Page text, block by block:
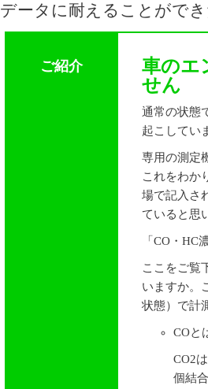
データに耐えることがで
ご紹介
車のエ
せん
通常の状態
起こしてい
専用の測定
これをわか
場で記入さ
ていると思
「CO・HC
ここをご覧
いますか。
状態）で計
COと
CO2
個結